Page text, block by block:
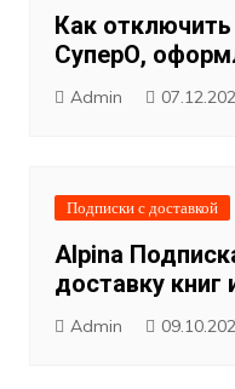
Как
СуперО,
Admin
Подписки с доставкой
Alpina
доставку книг
Admin